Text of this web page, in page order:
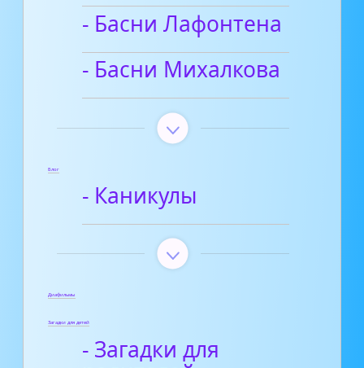
- Басни Лафонтена
- Басни Михалкова
Блог
- Каникулы
Диафильмы
Загадки для детей
- Загадки для